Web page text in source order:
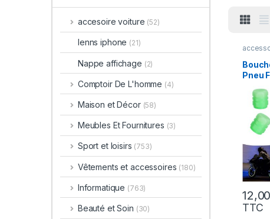
Pneu
voiture
TTC
accesoire voiture (52)
lenns iphone (21)
Nappe affichage (2)
Comptoir De L'homme (4)
Maison et Décor (58)
Meubles Et Fournitures (3)
Sport et loisirs (753)
Vêtements et accessoires (180)
Informatique (763)
Beauté et Soin (30)